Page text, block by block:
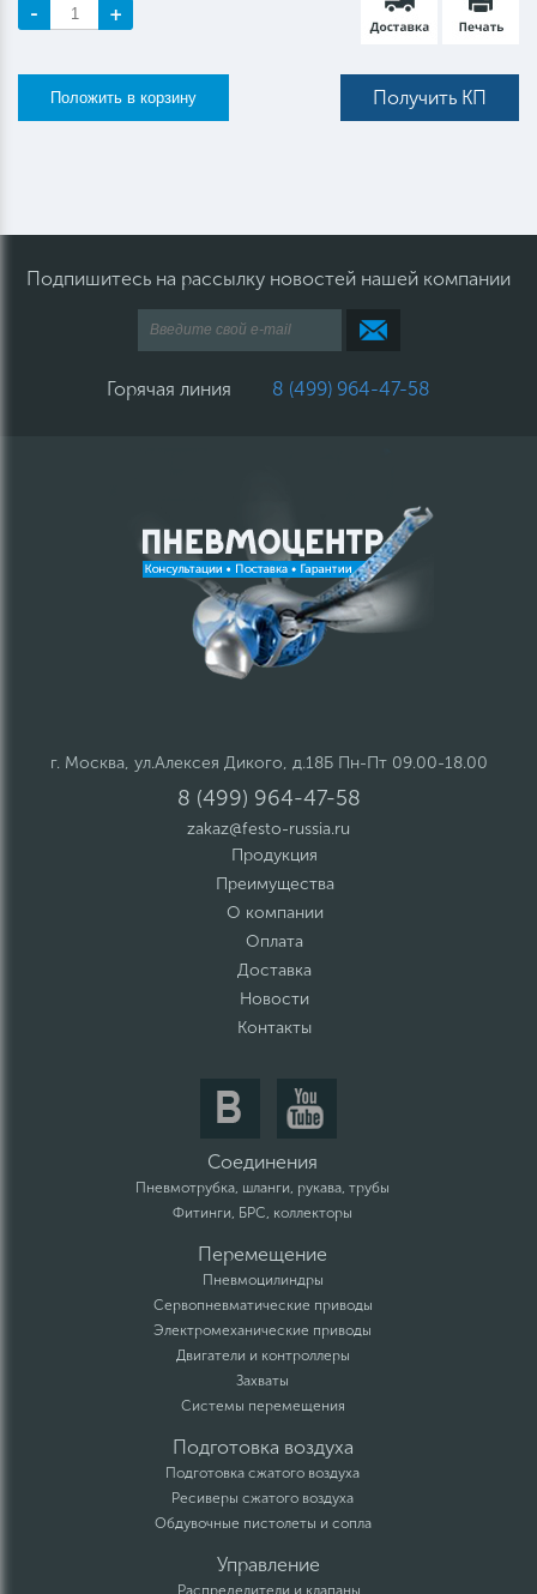
- +
Получить КП
Подпишитесь на рассылку новостей нашей компании
Горячая линия 8 (499) 964-47-58
г. Москва, ул.Алексея Дикого, д.18Б Пн-Пт 09.00-18.00
8 (499) 964-47-58
zakaz@festo-russia.ru
Продукция
Преимущества
О компании
Оплата
Доставка
Новости
Контакты
Соединения
Пневмотрубка, шланги, рукава, трубы
Фитинги, БРС, коллекторы
Перемещение
Пневмоцилиндры
Сервопневматические приводы
Электромеханические приводы
Двигатели и контроллеры
Захваты
Системы перемещения
Подготовка воздуха
Подготовка сжатого воздуха
Ресиверы сжатого воздуха
Обдувочные пистолеты и сопла
Управление